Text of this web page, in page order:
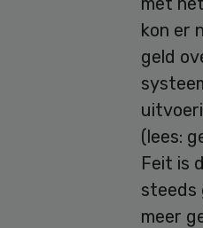
kon er
geld
(lees:
Feit is
steeds
meer